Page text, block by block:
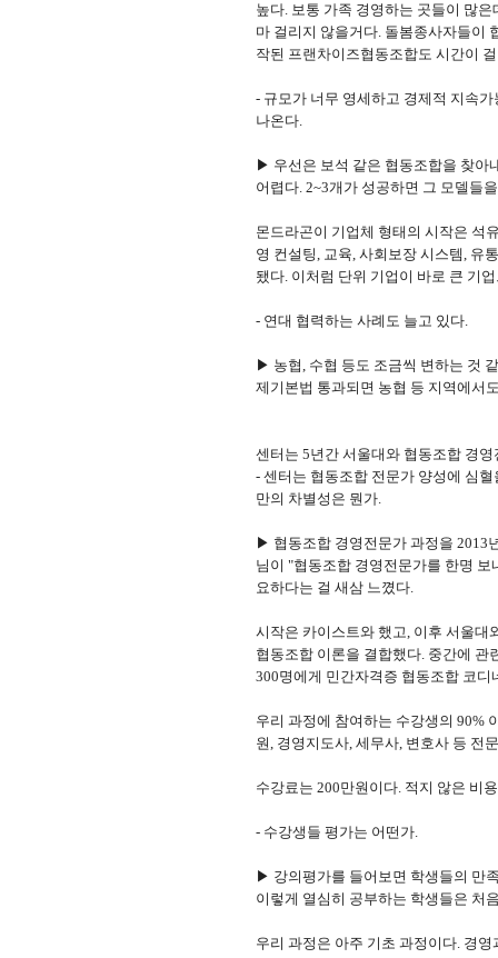
높다. 보통 가족 경영하는 곳들이 많
마 걸리지 않을거다. 돌봄종사자들이
작된 프랜차이즈협동조합도 시간이
- 규모가 너무 영세하고 경제적 지속
나온다.
▶ 우선은 보석 같은 협동조합을 찾아
어렵다. 2~3개가 성공하면 그 모델들
몬드라곤이 기업체 형태의 시작은 석
영 컨설팅, 교육, 사회보장 시스템, 유
됐다. 이처럼 단위 기업이 바로 큰 기
- 연대 협력하는 사례도 늘고 있다.
▶ 농협, 수협 등도 조금씩 변하는 것
제기본법 통과되면 농협 등 지역에서
센터는 5년간 서울대와 협동조합 경
- 센터는 협동조합 전문가 양성에 심
만의 차별성은 뭔가.
▶ 협동조합 경영전문가 과정을 2013
님이 "협동조합 경영전문가를 한명
요하다는 걸 새삼 느꼈다.
시작은 카이스트와 했고, 이후 서울대
협동조합 이론을 결합했다. 중간에 관
300명에게 민간자격증 협동조합 코
우리 과정에 참여하는 수강생의 90%
원, 경영지도사, 세무사, 변호사 등 전
수강료는 200만원이다. 적지 않은 비
- 수강생들 평가는 어떤가.
▶ 강의평가를 들어보면 학생들의 만
이렇게 열심히 공부하는 학생들은 처
우리 과정은 아주 기초 과정이다. 경